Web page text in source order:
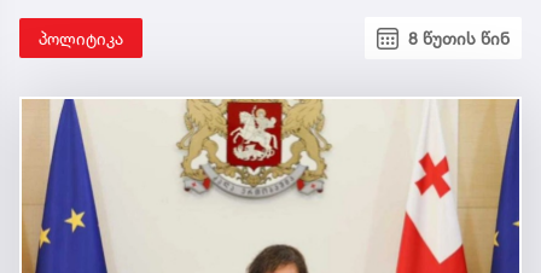
პოლიტიკა 8 წუთის წინ